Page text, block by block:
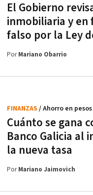
El Gobierno
inmobiliaria y en
falso por la Ley
PorMariano Obarrio
Cuánto se gana
Banco Galicia al
la nueva tasa
FINANZAS / Ahorro en pesos
PorMariano Jaimovich